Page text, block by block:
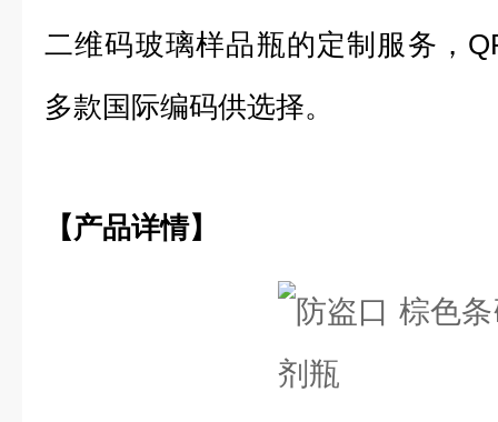
二维码玻璃样品瓶的定制服务，
多款国际编码供选择。
【产品详情】